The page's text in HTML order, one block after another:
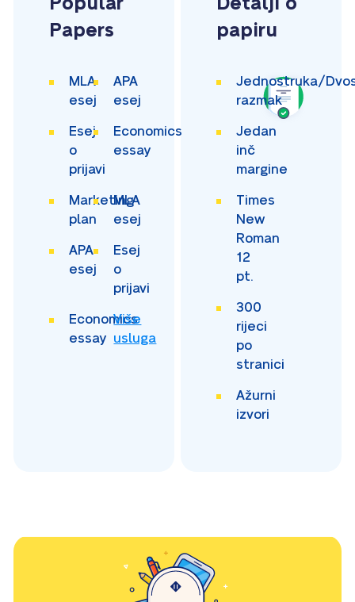
Papers
MLA
esej
APA
esej
Esej
o
prijavi
Economics
essay
Marketing
plan
MLA
esej
APA
esej
Esej
o
prijavi
Economics
essay
Više
usluga
papiru
Jednostruka/
razmak
Jedan
inč
margine
Times
New
Roman
12
pt.
300
rijeci
po
stranici
Ažurni
izvori